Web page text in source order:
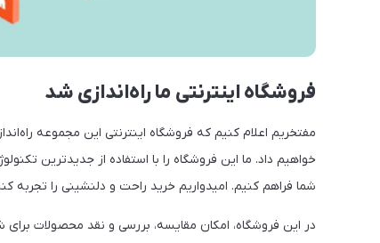
فروشگاه اینترنتی ما راه‌اندازی شد
مفتخریم اعلام کنیم که فروشگاه اینترنتی این مجموعه
خواهیم داد. ما این فروشگاه را با استفاده از جدیدترین
شما فراهم کنیم. امیدواریم خرید راحت و دلنشینی را تجربه
در این فروشگاه، امکان مقایسه، بررسی و نقد محصولات